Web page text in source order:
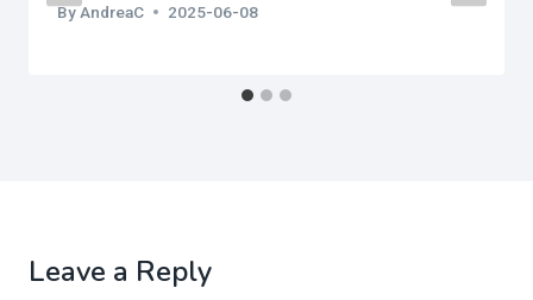
ByAndreaC 2025-06-08
Leave a Reply